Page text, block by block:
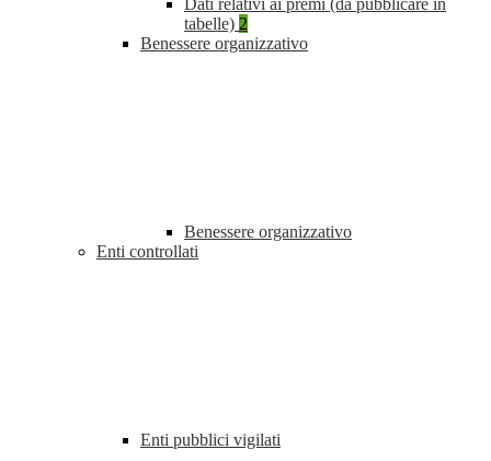
Dati relativi ai premi (da pubblicare in
tabelle) 2
Benessere organizzativo
Benessere organizzativo
Enti controllati
Enti pubblici vigilati